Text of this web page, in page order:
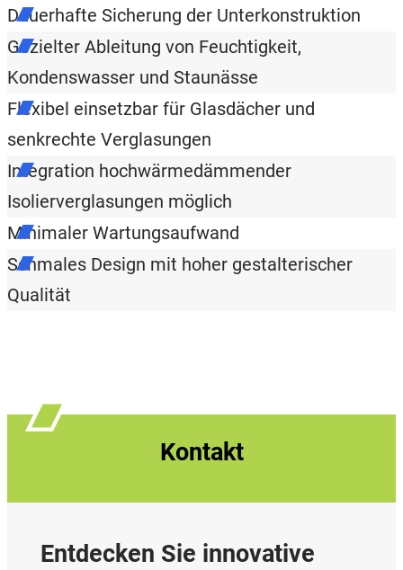
Dauerhafte Sicherung der Unterkonstruktion
Gezielter Ableitung von Feuchtigkeit,
Kondenswasser und Staunässe
Flexibel einsetzbar für Glasdächer und
senkrechte Verglasungen
Integration hochwärmedämmender
Isolierverglasungen möglich
Minimaler Wartungsaufwand
Schmales Design mit hoher gestalterischer
Qualität
Kontakt
Entdecken Sie innovative